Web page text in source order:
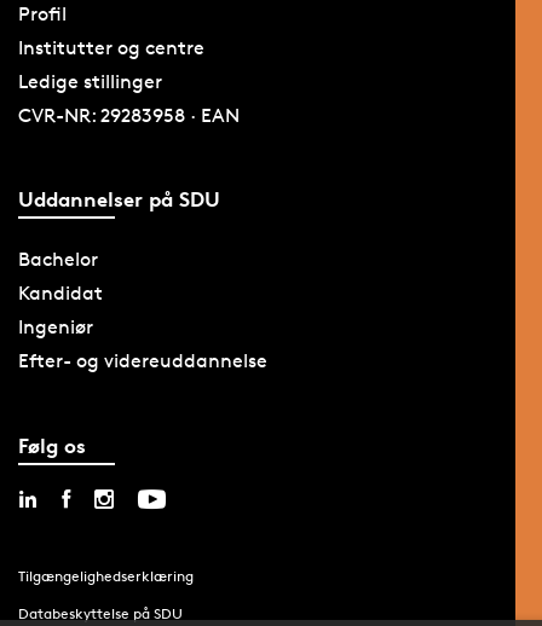
Profil
Institutter og centre
Ledige stillinger
CVR-NR: 29283958 · EAN
Uddannelser på SDU
Bachelor
Kandidat
Ingeniør
Efter- og videreuddannelse
Følg os
Tilgængelighedserklæring
Databeskyttelse på SDU